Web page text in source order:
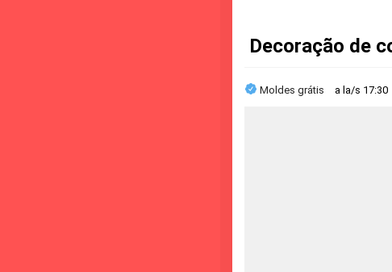
Decoração de
Moldes grátis a la/s 17:30